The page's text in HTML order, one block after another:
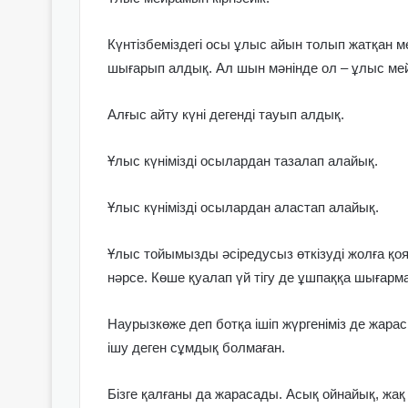
Күнтізбеміздегі осы ұлыс айын толып жатқан
шығарып алдық. Ал шын мәнінде ол – ұлыс
Алғыс айту күні дегенді тауып алдық.
Ұлыс күнімізді осылардан тазалап алайық.
Ұлыс күнімізді осылардан аластап алайық.
Ұлыс тойымызды әсіредусыз өткізуді жолға
нәрсе. Көше қуалап үй тігу де ұшпаққа
Наурызкөже деп ботқа ішіп жүргеніміз де
ішу деген сұмдық болмаған.
Бізге қалғаны да жарасады. Асық ойнайық,